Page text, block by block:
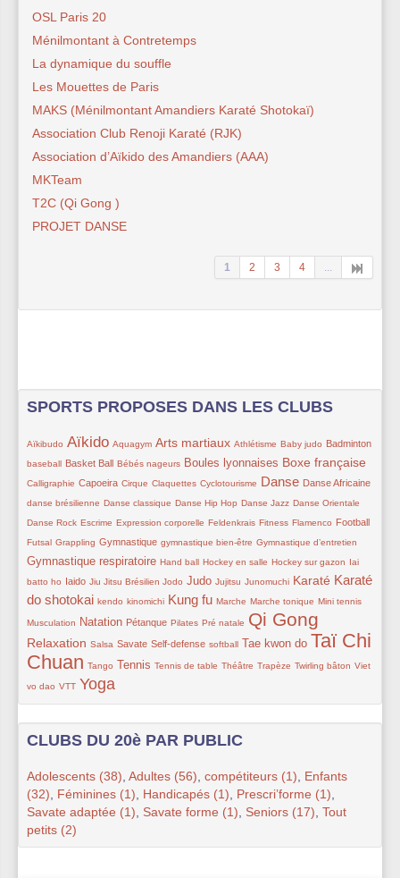
OSL Paris 20
Ménilmontant à Contretemps
La dynamique du souffle
Les Mouettes de Paris
MAKS (Ménilmontant Amandiers Karaté Shotokaï)
Association Club Renoji Karaté (RJK)
Association d’Aïkido des Amandiers (AAA)
MKTeam
T2C (Qi Gong )
PROJET DANSE
1 2 3 4
SPORTS PROPOSES DANS LES CLUBS
15/170
Aïkibudo
112/170Aïkido
24/170 Aquagym
91/170 Arts martiaux
17/170 Athlétisme
16/170 Baby judo
43/170 Badminton
8/170
baseball
38/170 Basket Ball
8/170 Bébés nageurs
62/170 Boules lyonnaises
91/170 Boxe française
30/170
Calligraphie
58/170 Capoeira
21/170 Cirque
8/170 Claquettes
8/170 Cyclotourisme
93/170 Danse
38/170 Danse Africaine
30/170
danse brésilienne
34/170 Danse classique
16/170 Danse Hip Hop
8/170 Danse Jazz
8/170 Danse Orientale
8/170
Danse Rock
8/170 Escrime
34/170 Expression corporelle
8/170 Feldenkrais
8/170 Fitness
8/170 Flamenco
55/170 Football
15/170
Futsal
15/170Grappling
53/170 Gymnastique
8/170 gymnastique bien-être
34/170 Gymnastique d’entretien
74/170
Gymnastique respiratoire
21/170 Hand ball
30/170 Hockey en salle
30/170 Hockey sur gazon
9/170
Iai
batto ho
51/170 Iaido
15/170 Jiu Jitsu Brésilien
8/170 Jodo
68/170 Judo
18/170 Jujitsu
30/170 Junomuchi
83/170 Karaté
99/170
Karaté
do shotokai
30/170 kendo
30/170 kinomichi
104/170 Kung fu
8/170 Marche
8/170 Marche tonique
16/170 Mini tennis
8/170
Musculation
62/170 Natation
42/170 Pétanque
13/170 Pilates
8/170 Pré natale
154/170 Qi Gong
78/170
Relaxation
8/170 Salsa
54/170 Savate
45/170 Self-defense
8/170 softball
76/170 Tae kwon do
170/170
Taï Chi
Chuan
8/170 Tango
61/170 Tennis
13/170 Tennis de table
34/170 Théâtre
8/170 Trapèze
8/170 Twirling bâton
21/170 Viet
vo dao
8/170 VTT
129/170 Yoga
CLUBS DU 20è PAR PUBLIC
Adolescents (38) Adultes (56) compétiteurs (1)
Enfants
(32)
Féminines (1) Handicapés (1) Prescri’forme (1)
Savate adaptée (1)
Savate forme (1) Seniors (17) Tout
petits (2)